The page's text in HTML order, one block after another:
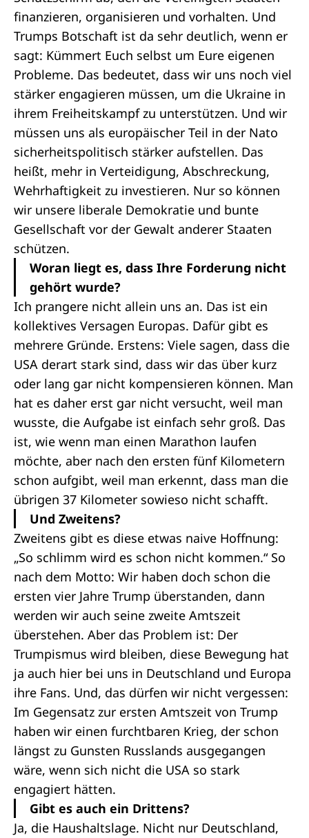
finanzieren, organisieren und vorhalten. Und
Trumps Botschaft ist da sehr deutlich, wenn er
sagt: Kümmert Euch selbst um Eure eigenen
Probleme. Das bedeutet, dass wir uns noch viel
stärker engagieren müssen, um die Ukraine in
ihrem Freiheitskampf zu unterstützen. Und wir
müssen uns als europäischer Teil in der Nato
sicherheitspolitisch stärker aufstellen. Das
heißt, mehr in Verteidigung, Abschreckung,
Wehrhaftigkeit zu investieren. Nur so können
wir unsere liberale Demokratie und bunte
Gesellschaft vor der Gewalt anderer Staaten
schützen.
Woran liegt es, dass Ihre Forderung nicht
gehört wurde?
Ich prangere nicht allein uns an. Das ist ein
kollektives Versagen Europas. Dafür gibt es
mehrere Gründe. Erstens: Viele sagen, dass die
USA derart stark sind, dass wir das über kurz
oder lang gar nicht kompensieren können. Man
hat es daher erst gar nicht versucht, weil man
wusste, die Aufgabe ist einfach sehr groß. Das
ist, wie wenn man einen Marathon laufen
möchte, aber nach den ersten fünf Kilometern
schon aufgibt, weil man erkennt, dass man die
übrigen 37 Kilometer sowieso nicht schafft.
Und Zweitens?
Zweitens gibt es diese etwas naive Hoffnung:
„So schlimm wird es schon nicht kommen.“ So
nach dem Motto: Wir haben doch schon die
ersten vier Jahre Trump überstanden, dann
werden wir auch seine zweite Amtszeit
überstehen. Aber das Problem ist: Der
Trumpismus wird bleiben, diese Bewegung hat
ja auch hier bei uns in Deutschland und Europa
ihre Fans. Und, das dürfen wir nicht vergessen:
Im Gegensatz zur ersten Amtszeit von Trump
haben wir einen furchtbaren Krieg, der schon
längst zu Gunsten Russlands ausgegangen
wäre, wenn sich nicht die USA so stark
engagiert hätten.
Gibt es auch ein Drittens?
Ja, die Haushaltslage. Nicht nur Deutschland,